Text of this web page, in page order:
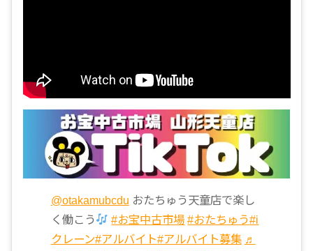
@otakamubcdu おたちゅう天童店で楽し
く働こう
#お宝中古市場 #おたちゅう#i
クレーン#アルバイト#アルバイト募集 ♬